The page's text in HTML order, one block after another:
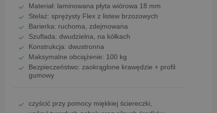
Materiał: laminowana płyta wiórowa 18 mm
Stelaż: sprężysty Flex z listew brzozowych
Barierka: ruchoma, zdejmowana
Szuflada: dwudzielna, na kółkach
Konstrukcja: dwustronna
Maksymalne obciążenie: 100 kg
Bezpieczeństwo: zaokrąglone krawędzie + profil
gumowy
czyścić przy pomocy miękkiej ściereczki